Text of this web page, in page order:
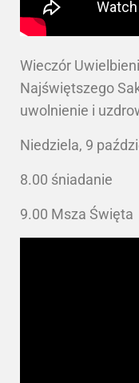
Wieczór
Najświętszego
uwolnienie i
Niedziela, 9
8.00 śniadanie
9.00 Msza Święta